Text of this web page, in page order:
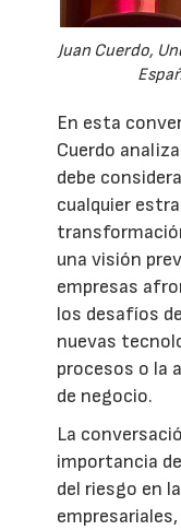
Juan Cuerdo,
En esta
Cuerdo
debe
cualquier
una visión
empresas
los desafíos
nuevas
procesos o la
de negocio.
La
importancia
del riesgo en